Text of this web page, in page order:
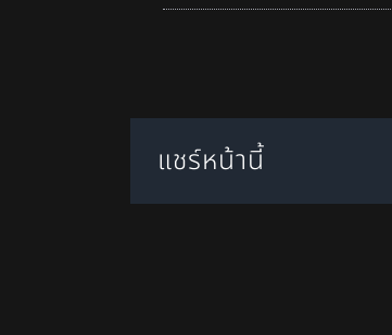
แชร์หน้านี้